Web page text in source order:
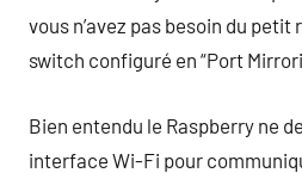
vous n’avez pas besoin du
switch configuré en “Port
Bien entendu le Raspberry ne
interface Wi-Fi pour